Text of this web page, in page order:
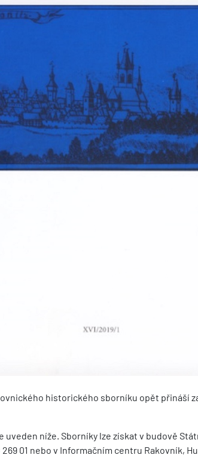
historického sborníku opět přináší
uveden níže. Sborníky lze získat v budově
269 01 nebo v Informačním centru Rakovník,